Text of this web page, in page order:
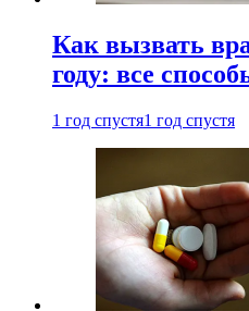
Как вызвать
году: все
1 год спустя1 год спустя